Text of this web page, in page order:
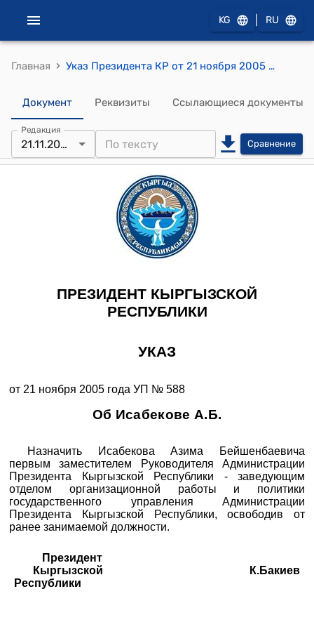
KG RU
Главная › Указ Президента КР от 21 ноября 2005 года УП № 588 "Об Исабекове А.Б."
Документ Реквизиты Ссылающиеся документы
Редакция
21.11.2005 Сравнение